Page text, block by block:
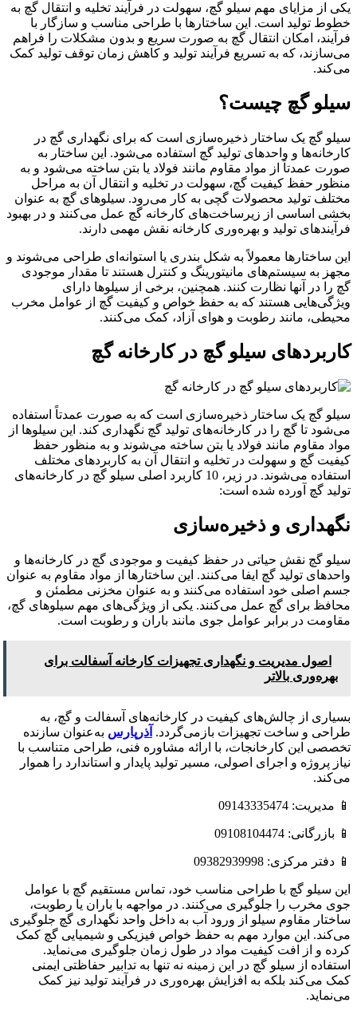
یکی از مزایای مهم سیلو گچ، سهولت در فرآیند تخلیه و انتقال گچ به
خطوط تولید است. این ساختارها با طراحی مناسب و سازگار با
فرآیند، امکان انتقال گچ به صورت سریع و بدون مشکلات را فراهم
می‌سازند، که به تسریع فرآیند تولید و کاهش زمان توقف تولید کمک
می‌کند.
سیلو گچ چیست؟
سیلو گچ یک ساختار ذخیره‌سازی است که برای نگهداری گچ در
کارخانه‌ها و واحدهای تولید گچ استفاده می‌شود. این ساختار به
صورت عمدتاً از مواد مقاوم مانند فولاد یا بتن ساخته می‌شود و به
منظور حفظ کیفیت گچ، سهولت در تخلیه و انتقال آن به مراحل
مختلف تولید محصولات گچی به کار می‌رود. سیلوهای گچ به عنوان
بخشی اساسی از زیرساخت‌های کارخانه گچ عمل می‌کنند و در بهبود
فرآیندهای تولید و بهره‌وری کارخانه نقش مهمی دارند.
این ساختارها معمولاً به شکل بندری یا استوانه‌ای طراحی می‌شوند و
مجهز به سیستم‌های مانیتورینگ و کنترل هستند تا مقدار موجودی
گچ را در آنها نظارت کنند. همچنین، برخی از سیلوها دارای
ویژگی‌هایی هستند که به حفظ خواص و کیفیت گچ از عوامل مخرب
محیطی، مانند رطوبت و هوای آزاد، کمک می‌کنند.
کاربردهای سیلو گچ در کارخانه گچ
سیلو گچ یک ساختار ذخیره‌سازی است که به صورت عمدتاً استفاده
می‌شود تا گچ را در کارخانه‌های تولید گچ نگهداری کند. این سیلوها از
مواد مقاوم مانند فولاد یا بتن ساخته می‌شوند و به منظور حفظ
کیفیت گچ و سهولت در تخلیه و انتقال آن به کاربردهای مختلف
استفاده می‌شوند. در زیر، 10 کاربرد اصلی سیلو گچ در کارخانه‌های
تولید گچ آورده شده است:
نگهداری و ذخیره‌سازی
سیلو گچ نقش حیاتی در حفظ کیفیت و موجودی گچ در کارخانه‌ها و
واحدهای تولید گچ ایفا می‌کنند. این ساختارها از مواد مقاوم به عنوان
جسم اصلی خود استفاده می‌کنند و به عنوان مخزنی مطمئن و
محافظ برای گچ عمل می‌کنند. یکی از ویژگی‌های مهم سیلوهای گچ،
مقاومت در برابر عوامل جوی مانند باران و رطوبت است.
اصول مدیریت و نگهداری تجهیزات کارخانه آسفالت برای
بهره‌وری بالاتر
بسیاری از چالش‌های کیفیت در کارخانه‌های آسفالت و گچ، به
طراحی و ساخت تجهیزات بازمی‌گردد. آذرپارس به‌عنوان سازنده
تخصصی این کارخانجات، با ارائه مشاوره فنی، طراحی متناسب با
نیاز پروژه و اجرای اصولی، مسیر تولید پایدار و استاندارد را هموار
می‌کند.
📱 مدیریت: 09143335474
📱 بازرگانی: 09108104474
📱 دفتر مرکزی: 09382939998
این سیلو گچ با طراحی مناسب خود، تماس مستقیم گچ با عوامل
جوی مخرب را جلوگیری می‌کنند. در مواجهه با باران یا رطوبت،
ساختار مقاوم سیلو از ورود آب به داخل واحد نگهداری گچ جلوگیری
می‌کند. این موارد مهم به حفظ خواص فیزیکی و شیمیایی گچ کمک
کرده و از افت کیفیت مواد در طول زمان جلوگیری می‌نماید.
استفاده از سیلو گچ در این زمینه نه تنها به تدابیر حفاظتی ایمنی
کمک می‌کند بلکه به افزایش بهره‌وری در فرآیند تولید نیز کمک
می‌نماید.